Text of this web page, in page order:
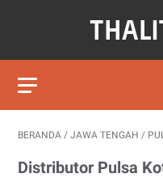
BERANDA / JAWA TENGAH /
Distributor Pulsa